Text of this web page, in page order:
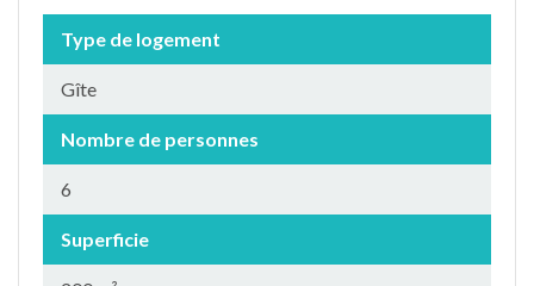
Type de logement
Gîte
Nombre de personnes
6
Superficie